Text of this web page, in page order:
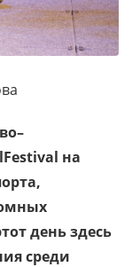
Festival на
день здесь
среди